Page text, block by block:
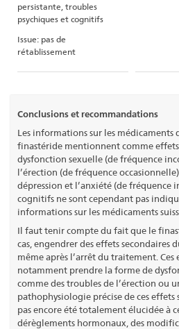
persistante, troubles
psychiques et cognitifs
Issue: pas de
rétablissement
Conclusions et recommandations
Les informations sur les médicaments
finastéride mentionnent comme
dysfonction sexuelle (de fréquence
l’érection (de fréquence
dépression et l’anxiété (de fréquence
cognitifs ne sont cependant pas
informations sur les médicaments
Il faut tenir compte du fait que le
cas, engendrer des effets secondaires
même après l’arrêt du traitement.
notamment prendre la forme de
comme des troubles de l’érection ou
pathophysiologie précise de ces effets
pas encore été totalement élucidée à
dérèglements hormonaux, des